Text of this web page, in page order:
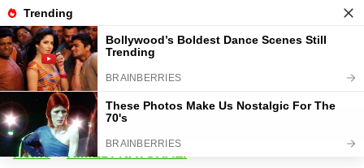
Home>RIMEDI NATURALI